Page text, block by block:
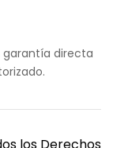
directa